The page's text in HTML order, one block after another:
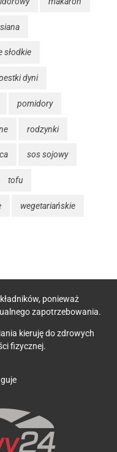
słodkie
dyni
pomidory
rodzynki
sos sojowy
tofu
wegetariańskie
ponieważ
zapotrzebowania.
kieruję do zdrowych
fizycznej.